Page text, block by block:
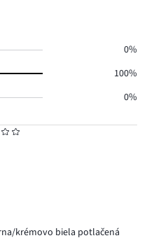
krémovo biela potlačená
0%
100%
0%